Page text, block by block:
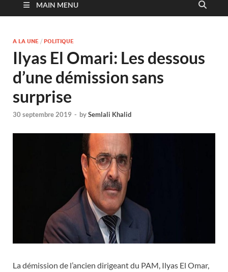
MAIN MENU
A LA UNE / POLITIQUE
Ilyas El Omari: Les dessous
d’une démission sans
surprise
30 septembre 2019 - bySemlali Khalid
La démission de l’ancien dirigeant du PAM, Ilyas El Omar,